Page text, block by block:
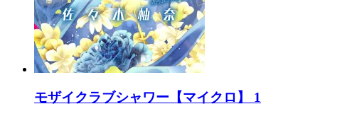
モザイクラブシャワー【マイクロ】 1